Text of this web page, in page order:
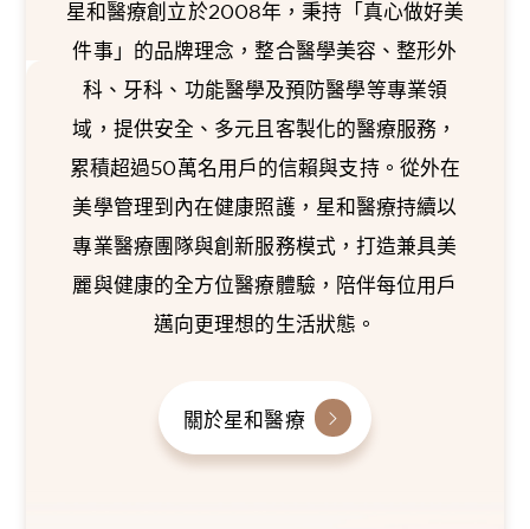
星和醫療創立於2008年，秉持「真心做好美
件事」的品牌理念，整合醫學美容、整形外
科、牙科、功能醫學及預防醫學等專業領
域，提供安全、多元且客製化的醫療服務，
累積超過50萬名用戶的信賴與支持。從外在
美學管理到內在健康照護，星和醫療持續以
專業醫療團隊與創新服務模式，打造兼具美
麗與健康的全方位醫療體驗，陪伴每位用戶
邁向更理想的生活狀態。
關於星和醫療